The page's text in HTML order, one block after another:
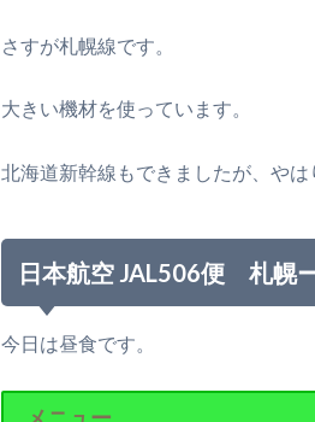
さすが札幌線です。
大きい機材を使っています。
北海道新幹線もできましたが、や
日本航空 JAL506便 札幌
今日は昼食です。